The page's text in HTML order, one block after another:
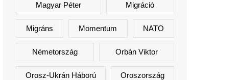
Magyar Péter Migráció
Migráns Momentum NATO
Németország Orbán Viktor
Orosz-Ukrán Háború Oroszország